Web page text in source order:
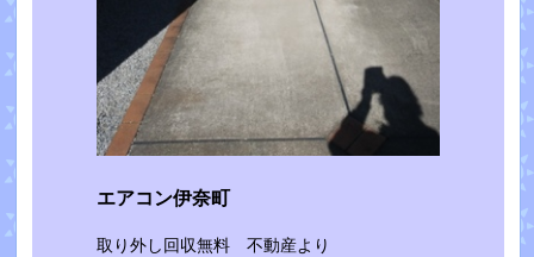
エアコン伊奈町
取り外し回収無料 不動産より